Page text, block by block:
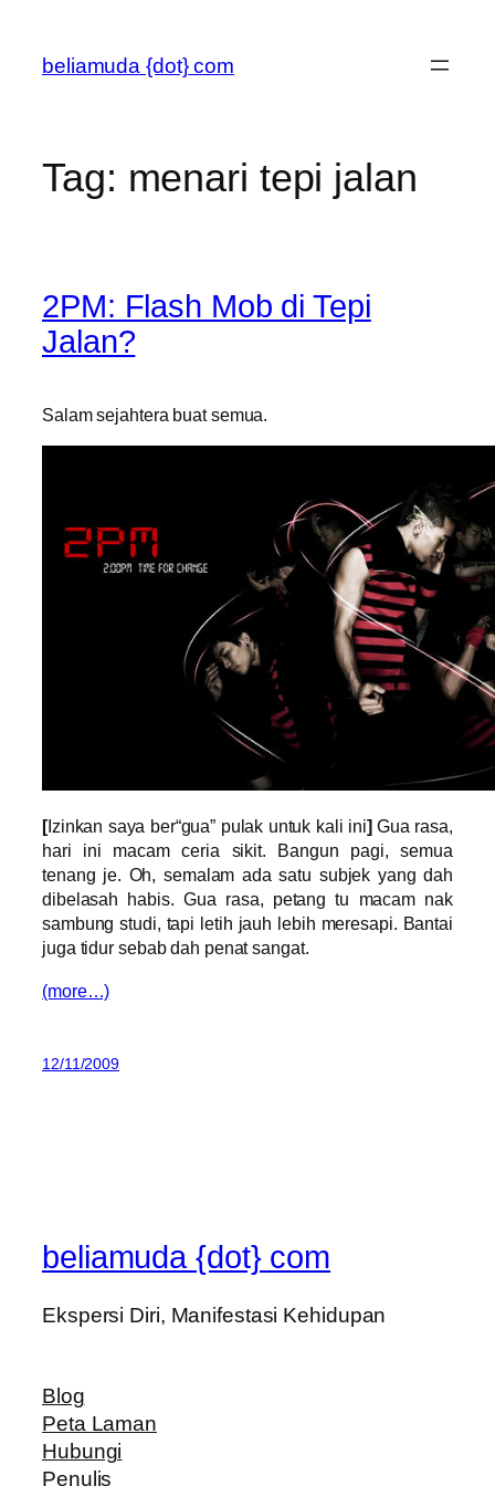
content
beliamuda {dot} com
Tag: menari tepi jalan
2PM: Flash Mob di Tepi
Jalan?
Salam sejahtera buat semua.
[Izinkan saya ber“gua” pulak untuk kali ini] Gua rasa,
hari ini macam ceria sikit. Bangun pagi, semua
tenang je. Oh, semalam ada satu subjek yang dah
dibelasah habis. Gua rasa, petang tu macam nak
sambung studi, tapi letih jauh lebih meresapi. Bantai
juga tidur sebab dah penat sangat.
(more…)
12/11/2009
beliamuda {dot} com
Ekspersi Diri, Manifestasi Kehidupan
Blog
Peta Laman
Hubungi
Penulis